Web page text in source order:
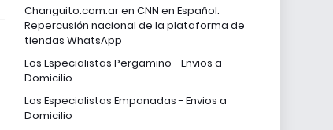
Changuito.com.ar en CNN en Español:
Repercusión nacional de la plataforma de
tiendas WhatsApp
Los Especialistas Pergamino - Envios a
Domicilio
Los Especialistas Empanadas - Envios a
Domicilio